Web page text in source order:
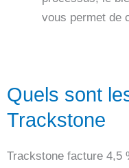
vous permet de
Quels sont
Trackstone
Trackstone facture 4,5